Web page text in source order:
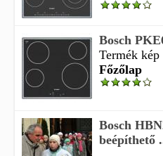
Bosch
Termék
Főzőlap
Bosch
beépíthető